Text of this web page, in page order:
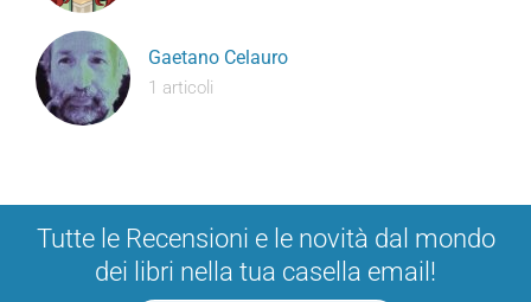
Gaetano Celauro
1 articoli
Tutte le Recensioni e le novità dal mondo
dei libri nella tua casella email!